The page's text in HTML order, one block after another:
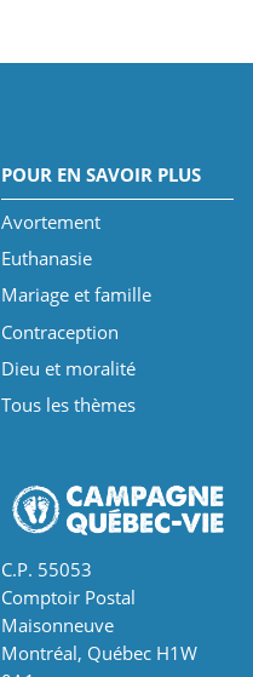
POUR EN SAVOIR PLUS
Avortement
Euthanasie
Mariage et famille
Contraception
Dieu et moralité
Tous les thèmes
C.P. 55053
Comptoir Postal
Maisonneuve
Montréal, Québec H1W